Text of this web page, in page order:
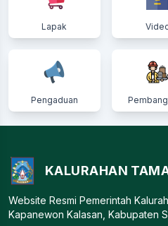
Lapak
Pengaduan
KALURAHAN
Website Resmi Pemerintah
Kapanewon Kalasan, Kabupaten